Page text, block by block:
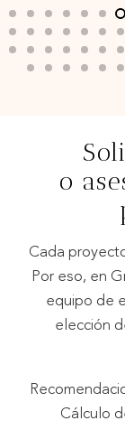
Pools ,
o
Cada
Por eso, en
equipo de
elección
Cálculo